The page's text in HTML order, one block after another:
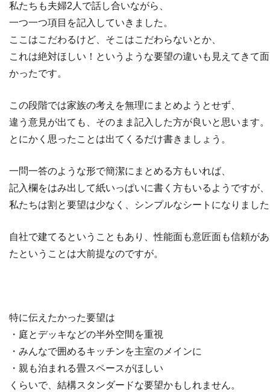
私たちも夫婦2人で話し合いながら、
一つ一つ項目を記入していきました。
ここはこだわるけど、そこはこだわらないとか、
これは絶対ほしい！というような要望の違いも見えてきて
かったです。
この段階では家族の考えを無理にまとめようとせず、
違う意見が出ても、そのまま記入した方が良いと思います。
とにかく思ったことは出てくるだけ書きましょう。
一問一答のような形で簡潔にまとめる方もいれば、
記入欄をはみ出して紙いっぱいに書く方もいるようですが、
私たちは割と要望は少なく、シンプルなシートになりまし
自社で建てるということもあり、性能面も意匠面も信頼が
たということは大前提なのですが。
特に伝えたかった要望は
・庭とデッキなどの半外空間を重視
・みんなで囲めるキッチンを主室のメインに
・親も泊まれる畳スペースがほしい
くらいで、結構スタンダードな要望かもしれません。